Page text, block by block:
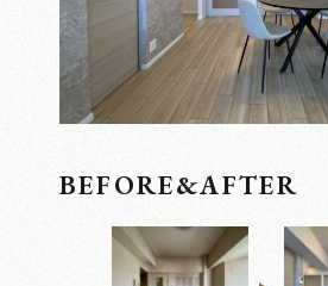
BEFORE&AFTER